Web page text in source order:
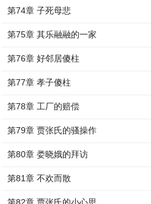
第74章 子死母悲
第75章 其乐融融的一家
第76章 好邻居傻柱
第77章 孝子傻柱
第78章 工厂的赔偿
第79章 贾张氏的骚操作
第80章 娄晓娥的拜访
第81章 不欢而散